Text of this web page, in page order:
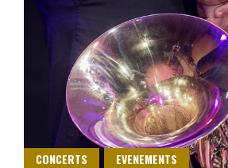
CONCERTS
EVENEMENTS